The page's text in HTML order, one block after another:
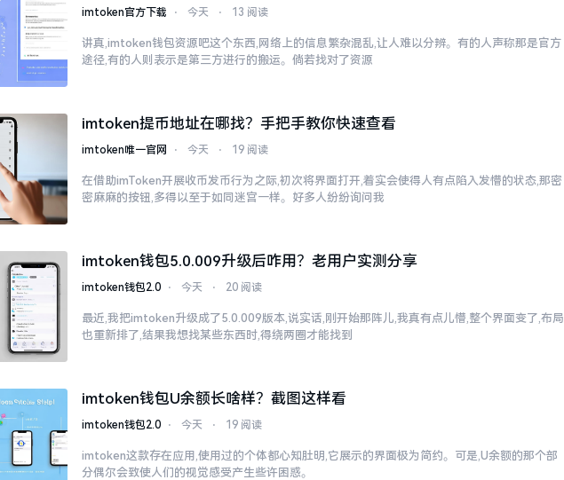
imtoken官方下载 ⋅ 今天 ⋅ 13 阅读
讲真,imtoken钱包资源吧这个东西,网络上的信息繁杂混乱,让人难以分辨。有的人声称那是官方
途径,有的人则表示是第三方进行的搬运。倘若找对了资源
imtoken提币地址在哪找？手把手教你快速查看
imtoken唯一官网 ⋅ 今天 ⋅ 19 阅读
在借助imToken开展收币发币行为之际,初次将界面打开,着实会使得人有点陷入发懵的状态,那密
密麻麻的按钮,多得以至于如同迷宫一样。好多人纷纷询问我
imtoken钱包5.0.009升级后咋用？老用户实测分享
imtoken钱包2.0 ⋅ 今天 ⋅ 20 阅读
最近,我把imtoken升级成了5.0.009版本,说实话,刚开始那阵儿,我真有点儿懵,整个界面变了,布局
也重新排了,结果我想找某些东西时,得绕两圈才能找到
imtoken钱包U余额长啥样？截图这样看
imtoken钱包2.0 ⋅ 今天 ⋅ 19 阅读
imtoken这款存在应用,使用过的个体都心知肚明,它展示的界面极为简约。可是,U余额的那个部
分偶尔会致使人们的视觉感受产生些许困惑。